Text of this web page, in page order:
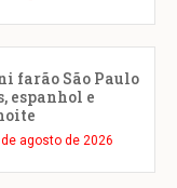
farão São Paulo
espanhol e
de agosto de 2026